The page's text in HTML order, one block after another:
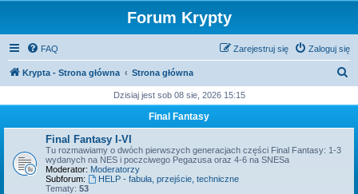
Forum Krypty
FAQ Zaloguj się
Zarejestruj się
Krypta - Strona główna Strona główna
k
Dzisiaj jest sob 08 sie, 2026 15:15
Final Fantasy
Final Fantasy I-VI
Tu rozmawiamy o dwóch pierwszych generacjach części Final Fantasy: 1-3
wydanych na NES i poczciwego Pegazusa oraz 4-6 na SNESa
Moderator: Moderatorzy
Subforum:
HELP - fabuła, przejście, techniczne
Tematy: 53